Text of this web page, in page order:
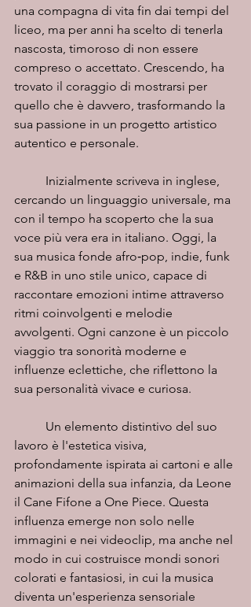
una compagna di vita fin dai tempi del
liceo, ma per anni ha scelto di tenerla
nascosta, timoroso di non essere
compreso o accettato. Crescendo, ha
trovato il coraggio di mostrarsi per
quello che è davvero, trasformando la
sua passione in un progetto artistico
autentico e personale.
cercando un linguaggio universale, ma
con il tempo ha scoperto che la sua
voce più vera era in italiano. Oggi, la
sua musica fonde afro‑pop, indie, funk
e R&B in uno stile unico, capace di
raccontare emozioni intime attraverso
ritmi coinvolgenti e melodie
avvolgenti. Ogni canzone è un piccolo
viaggio tra sonorità moderne e
influenze eclettiche, che riflettono la
sua personalità vivace e curiosa.
lavoro è l'estetica visiva,
profondamente ispirata ai cartoni e alle
animazioni della sua infanzia, da Leone
il Cane Fifone a One Piece. Questa
influenza emerge non solo nelle
immagini e nei videoclip, ma anche nel
modo in cui costruisce mondi sonori
colorati e fantasiosi, in cui la musica
diventa un'esperienza sensoriale